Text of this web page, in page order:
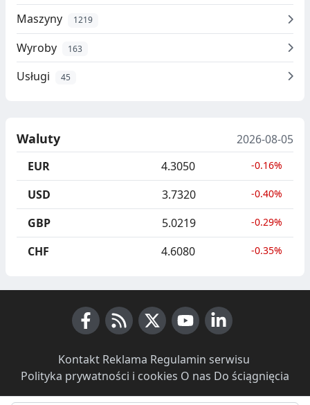
Maszyny 1219
Wyroby 163
Usługi 45
Waluty
2026-08-05
EUR
4.3050 -0.16%
USD 3.7320 -0.40%
GBP 5.0219 -0.29%
CHF 4.6080 -0.35%
Kontakt· Reklama Regulamin serwisu
Polityka prywatności i cookies O nas Do ściągnięcia